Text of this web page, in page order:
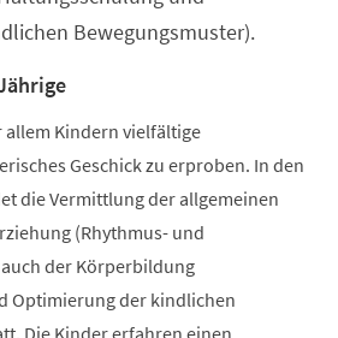
Bewegungsmuster).
allem Kindern vielfältige
Geschick zu erproben. In den
die Vermittlung der allgemeinen
(Rhythmus- und
der Körperbildung
Optimierung der kindlichen
Die Kinder erfahren einen